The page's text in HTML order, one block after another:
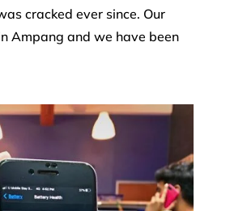
cracked ever since. Our
Ampang and we have been